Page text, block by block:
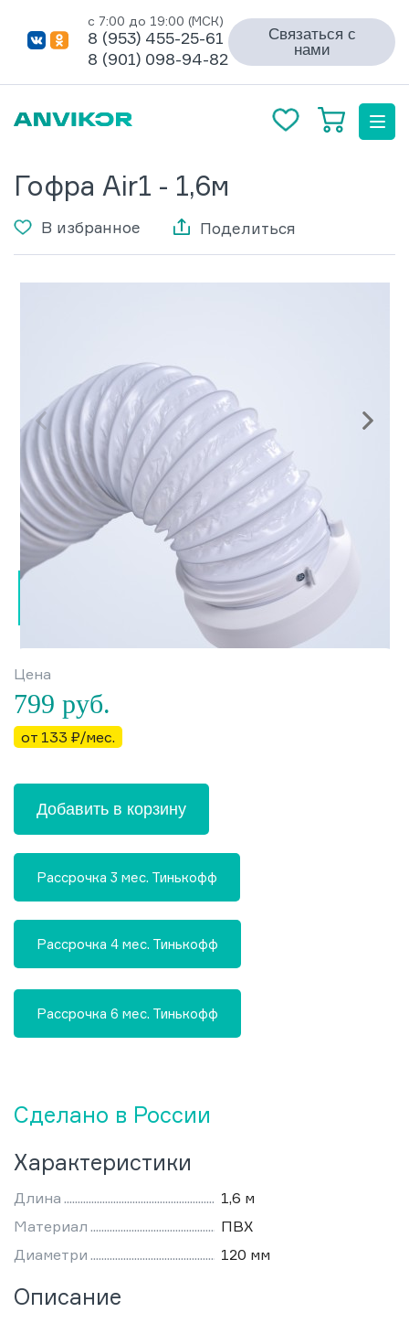
с 7:00 до 19:00 (МСК)
8 (953) 455-25-61
8 (901) 098-94-82
Связаться с
нами
Гофра Air1 - 1,6м
В избранное Поделиться
Сделано в России
Характеристики
Длина
1,6 м
Материал
ПВХ
Диаметри
120 мм
Описание
Цена
799 руб.
от 133 ₽/мес.
Добавить в корзину
Рассрочка 3 мес. Тинькофф
Рассрочка 4 мес. Тинькофф
Рассрочка 6 мес. Тинькофф